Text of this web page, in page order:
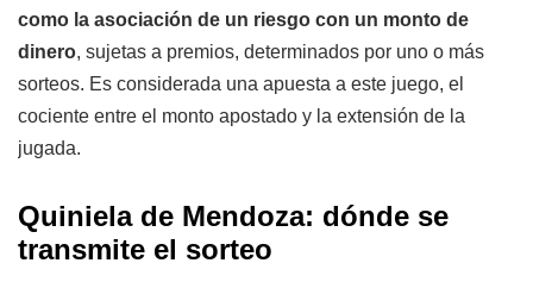
como la asociación de un riesgo con un monto de
dinero, sujetas a premios, determinados por uno o más
sorteos. Es considerada una apuesta a este juego, el
cociente entre el monto apostado y la extensión de la
jugada.
Quiniela de Mendoza: dónde se
transmite el sorteo